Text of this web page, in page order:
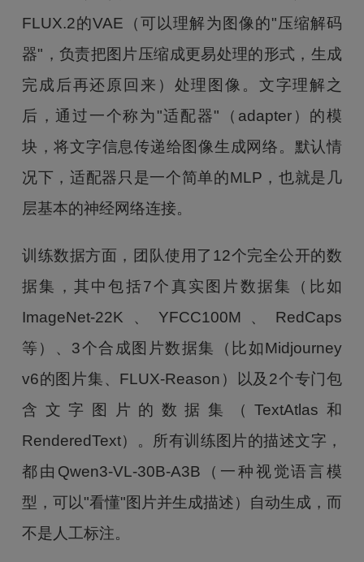
FLUX.2的VAE（可以理解为图像的"压缩解码
器"，负责把图片压缩成更易处理的形式，生成
完成后再还原回来）处理图像。文字理解之
后，通过一个称为"适配器"（adapter）的模
块，将文字信息传递给图像生成网络。默认情
况下，适配器只是一个简单的MLP，也就是几
层基本的神经网络连接。
训练数据方面，团队使用了12个完全公开的数
据集，其中包括7个真实图片数据集（比如
ImageNet-22K、YFCC100M、RedCaps
等）、3个合成图片数据集（比如Midjourney
v6的图片集、FLUX-Reason）以及2个专门包
含文字图片的数据集（TextAtlas和
RenderedText）。所有训练图片的描述文字，
都由Qwen3-VL-30B-A3B（一种视觉语言模
型，可以"看懂"图片并生成描述）自动生成，而
不是人工标注。